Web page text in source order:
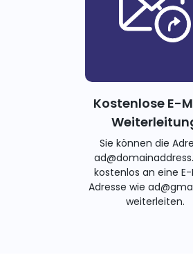
Kostenlose E-
Sie können die
kostenlos an eine
Adresse wie
weiterleiten.